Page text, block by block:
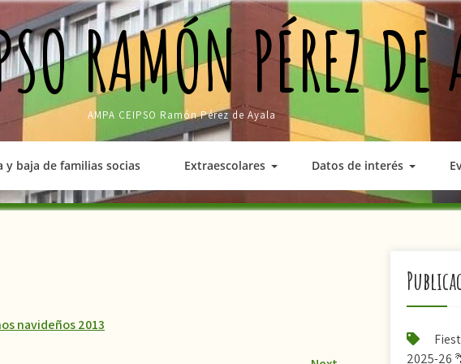
RAMÓN PÉREZ DE
AMPA CEIPSO Ramón Pérez de Ayala
y baja de familias socias Extraescolares Datos de interés
navideños 2013
2025-26